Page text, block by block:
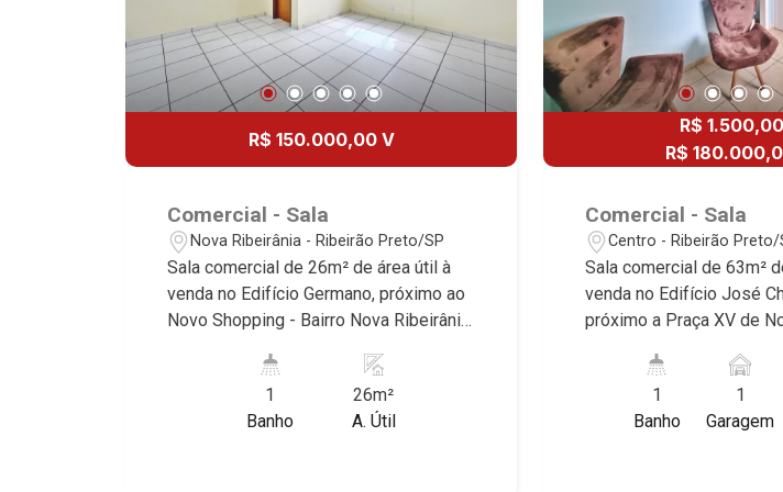
reconhecidos por sua segurança,
infraestrutura e qualidade de vida
incomparável. Atuamos nos bairros de
maior prestígio da região, como: Alto da
Olhos D`Água, Vila do Golfe, City
Higienópolis, Sumaré, Jardim América,
Alto do Ipê, Jardim Irajá, Royal Park,
Jardim Califórnia, Quinta da Primavera,
Bonfim Paulista, Vila Seixas, Jardim
Paulista, Jardim Paulistano, Lagoinha,
Ribeirânia, Nova Ribeirânia, Jardim
Macedo, Jardim São Luiz, Centro,
Jardim Flórida, Jardim Centenário,
infraestrutura e qualidade
incomparável. Atuamos nos bairros de
maior prestígio da região,
Boa Vista, Jardim
Olhos D`Água, Vila do
Ribeirão, Jardim Canadá,
Alto do Ipê, Jardim Irajá,
Jardim Califórnia, Quinta
Bonfim Paulista, Vila
Paulista, Jardim
Ribeirânia, Nova
Macedo, Jardim São Luiz,
Jardim Flórida, Jardim
Recreio das Acácias,
R$ 150.000,00 V
Comercial - Sala
Nova Ribeirânia - Ribeirão Preto/SP
Sala comercial de 26m² de área útil à
venda no Edifício Germano, próximo ao
Novo Shopping - Bairro Nova Ribeirânia,
características deste imóvel que a
Martinelli Imobiliária selecionou para
1
Banho
26m²
A. Útil
R$
R$
Comercial - Sala
Centro - Ribeirão Preto/
Sala comercial de 63m²
venda no Edifício José
próximo a Praça XV de
Conheça as
imóvel que a Martinelli
selecionou para você: - 63m² de área
1
Banho
1
Garagem